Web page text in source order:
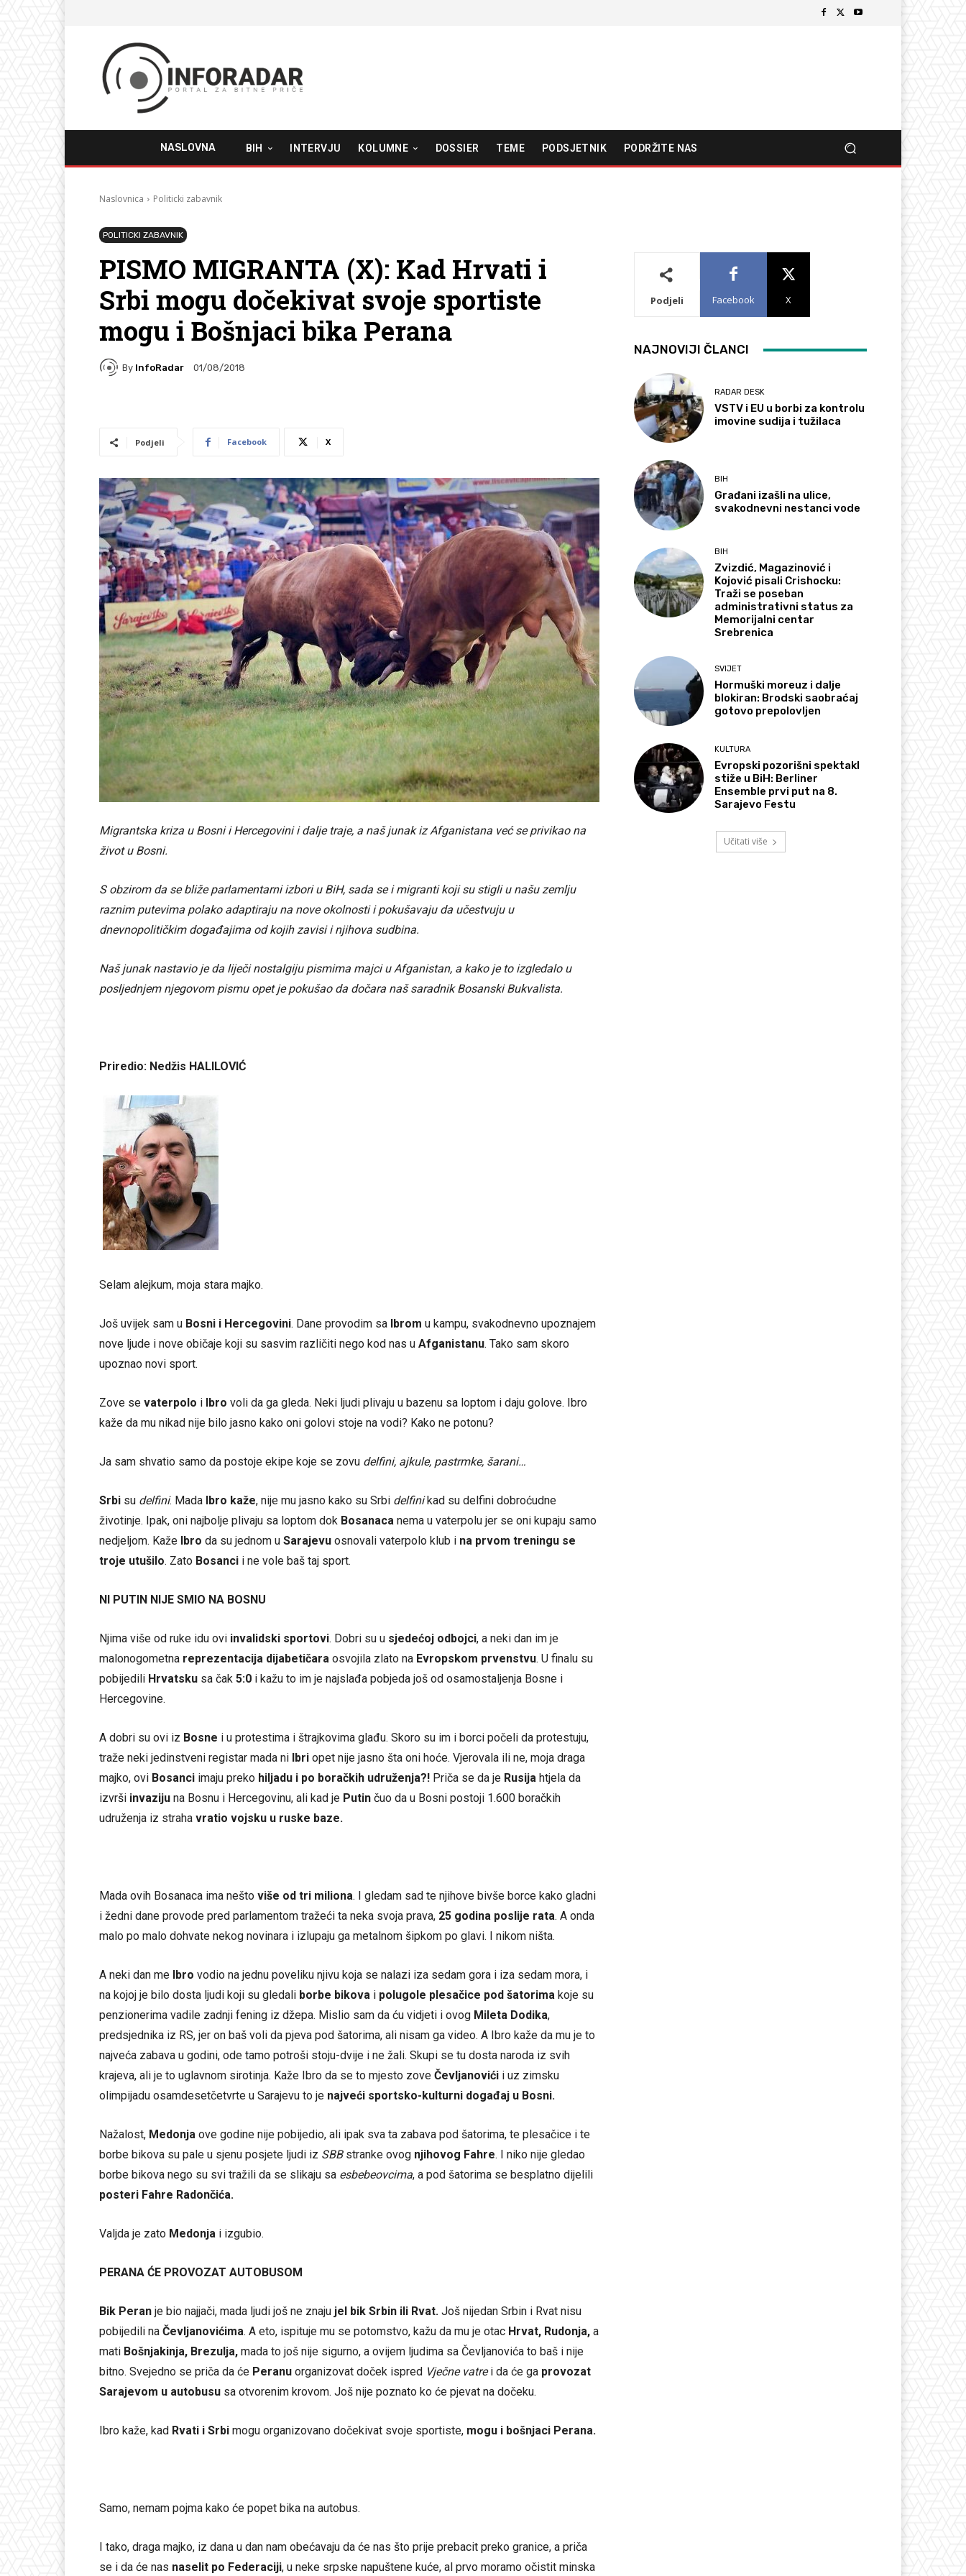
NASLOVNA BIH INTERVJU KOLUMNE DOSSIER TEME PODSJETNIK PODRŽITE NAS
Naslovnica Politicki zabavnik
POLITICKI ZABAVNIK
PISMO MIGRANTA (X): Kad Hrvati i
Srbi mogu dočekivat svoje sportiste
mogu i Bošnjaci bika Perana
By InfoRadar 01/08/2018
Podjeli Facebook X
Migrantska kriza u Bosni i Hercegovini i dalje traje, a naš junak iz Afganistana već se privikao na
život u Bosni.
S obzirom da se bliže parlamentarni izbori u BiH, sada se i migranti koji su stigli u našu zemlju
raznim putevima polako adaptiraju na nove okolnosti i pokušavaju da učestvuju u
dnevnopolitičkim događajima od kojih zavisi i njihova sudbina.
Naš junak nastavio je da liječi nostalgiju pismima majci u Afganistan, a kako je to izgledalo u
posljednjem njegovom pismu opet je pokušao da dočara naš saradnik Bosanski Bukvalista.
Priredio: Nedžis HALILOVIĆ
Selam alejkum, moja stara majko.
Još uvijek sam u Bosni i Hercegovini. Dane provodim sa Ibrom u kampu, svakodnevno upoznajem
nove ljude i nove običaje koji su sasvim različiti nego kod nas u Afganistanu. Tako sam skoro
upoznao novi sport.
Zove se vaterpolo i Ibro voli da ga gleda. Neki ljudi plivaju u bazenu sa loptom i daju golove. Ibro
kaže da mu nikad nije bilo jasno kako oni golovi stoje na vodi? Kako ne potonu?
Ja sam shvatio samo da postoje ekipe koje se zovu delfini, ajkule, pastrmke, šarani…
Srbi su delfini. Mada Ibro kaže, nije mu jasno kako su Srbi delfinikad su delfini dobroćudne
životinje. Ipak, oni najbolje plivaju sa loptom dok Bosanaca nema u vaterpolu jer se oni kupaju samo
nedjeljom. Kaže Ibro da su jednom u Sarajevu osnovali vaterpolo klub i na prvom treningu se
troje utušilo. Zato Bosanci i ne vole baš taj sport.
NI PUTIN NIJE SMIO NA BOSNU
Njima više od ruke idu ovi invalidski sportovi. Dobri su u sjedećoj odbojci, a neki dan im je
malonogometna reprezentacija dijabetičara osvojila zlato na Evropskom prvenstvu. U finalu su
pobijedili Hrvatsku sa čak 5:0 i kažu to im je najslađa pobjeda još od osamostaljenja Bosne i
Hercegovine.
A dobri su ovi iz Bosne i u protestima i štrajkovima glađu. Skoro su im i borci počeli da protestuju,
traže neki jedinstveni registar mada ni Ibri opet nije jasno šta oni hoće. Vjerovala ili ne, moja draga
majko, ovi Bosanci imaju preko hiljadu i po boračkih udruženja?! Priča se da je Rusija htjela da
izvrši invaziju na Bosnu i Hercegovinu, ali kad je Putin čuo da u Bosni postoji 1.600 boračkih
udruženja iz straha vratio vojsku u ruske baze.
Mada ovih Bosanaca ima nešto više od tri miliona. I gledam sad te njihove bivše borce kako gladni
i žedni dane provode pred parlamentom tražeći ta neka svoja prava, 25 godina poslije rata. A onda
malo po malo dohvate nekog novinara i izlupaju ga metalnom šipkom po glavi. I nikom ništa.
A neki dan me Ibro vodio na jednu poveliku njivu koja se nalazi iza sedam gora i iza sedam mora, i
na kojoj je bilo dosta ljudi koji su gledali borbe bikova i polugole plesačice pod šatorima koje su
penzionerima vadile zadnji fening iz džepa. Mislio sam da ću vidjeti i ovog Mileta Dodika,
predsjednika iz RS, jer on baš voli da pjeva pod šatorima, ali nisam ga video. A Ibro kaže da mu je to
najveća zabava u godini, ode tamo potroši stoju-dvije i ne žali. Skupi se tu dosta naroda iz svih
krajeva, ali je to uglavnom sirotinja. Kaže Ibro da se to mjesto zove Čevljanovići i uz zimsku
olimpijadu osamdesetčetvrte u Sarajevu to je najveći sportsko-kulturni događaj u Bosni.
Nažalost, Medonja ove godine nije pobijedio, ali ipak sva ta zabava pod šatorima, te plesačice i te
borbe bikova su pale u sjenu posjete ljudi iz SBBstranke ovog njihovog Fahre. I niko nije gledao
borbe bikova nego su svi tražili da se slikaju sa esbebeovcima, a pod šatorima se besplatno dijelili
posteri Fahre Radončića.
Valjda je zato Medonja i izgubio.
PERANA ĆE PROVOZAT AUTOBUSOM
Bik Peran je bio najjači, mada ljudi još ne znaju jel bik Srbin ili Rvat. Još nijedan Srbin i Rvat nisu
pobijedili na Čevljanovićima. A eto, ispituje mu se potomstvo, kažu da mu je otac Hrvat, Rudonja, a
mati Bošnjakinja, Brezulja, mada to još nije sigurno, a ovijem ljudima sa Čevljanovića to baš i nije
bitno. Svejedno se priča da će Peranu organizovat doček ispred Vječne vatrei da će ga provozat
Sarajevom u autobusu sa otvorenim krovom. Još nije poznato ko će pjevat na dočeku.
Ibro kaže, kad Rvati i Srbi mogu organizovano dočekivat svoje sportiste, mogu i bošnjaci Perana.
Samo, nemam pojma kako će popet bika na autobus.
I tako, draga majko, iz dana u dan nam obećavaju da će nas što prije prebacit preko granice, a priča
se i da će nas naselit po Federaciji, u neke srpske napuštene kuće, al prvo moramo očistit minska
Podjeli Facebook X
NAJNOVIJI ČLANCI
RADAR DESK
VSTV i EU u borbi za kontrolu
imovine sudija i tužilaca
BIH
Građani izašli na ulice,
svakodnevni nestanci vode
BIH
Zvizdić, Magazinović i
Kojović pisali Crishocku:
Traži se poseban
administrativni status za
Memorijalni centar
Srebrenica
SVIJET
Hormuški moreuz i dalje
blokiran: Brodski saobraćaj
gotovo prepolovljen
KULTURA
Evropski pozorišni spektakl
stiže u BiH: Berliner
Ensemble prvi put na 8.
Sarajevo Festu
Učitati više